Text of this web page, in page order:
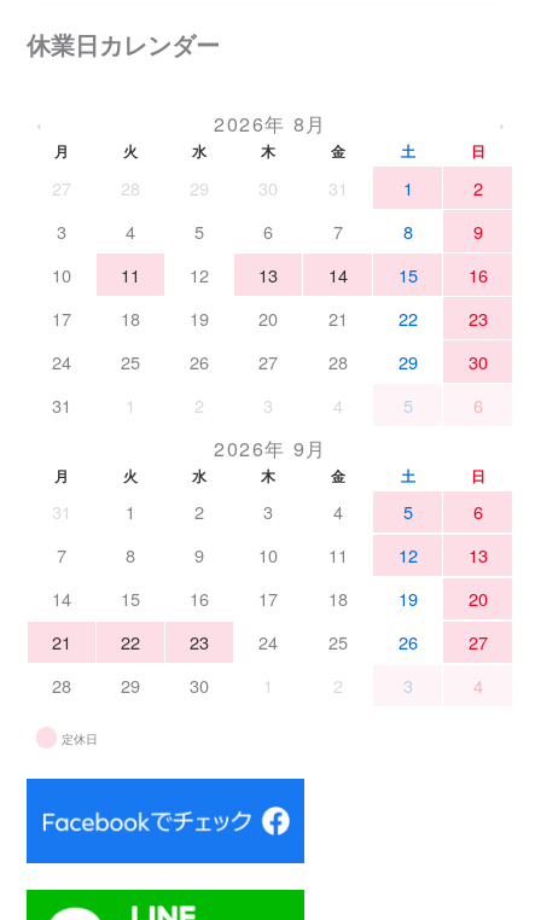
休業日カレンダー
‹ 2026年 8月 ›
月 火 水 木 金 土 日
27 28 29 30 31 1
2
3
4 5 6 7 8
9
10
11 12 13 14 15
16
17
18 19 20 21 22
23
24
25 26 27 28 29
30
31
1 2 3 4 5 6
2026年 9月
月 火 水 木 金 土 日
31 1 2 3 4 5
6
7
8 9 10 11 12
13
14
15 16 17 18 19
20
21
22 23 24 25 26
27
28
29 30 1 2 3 4
定休日